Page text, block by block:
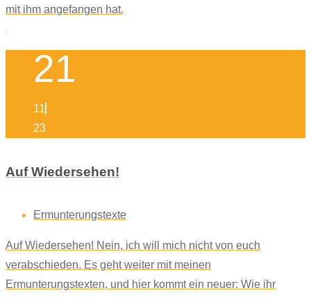
mit ihm angefangen hat.
21
11
23
Auf Wiedersehen!
Ermunterungstexte
Auf Wiedersehen! Nein, ich will mich nicht von euch
verabschieden. Es geht weiter mit meinen
Ermunterungstexten, und hier kommt ein neuer: Wie ihr